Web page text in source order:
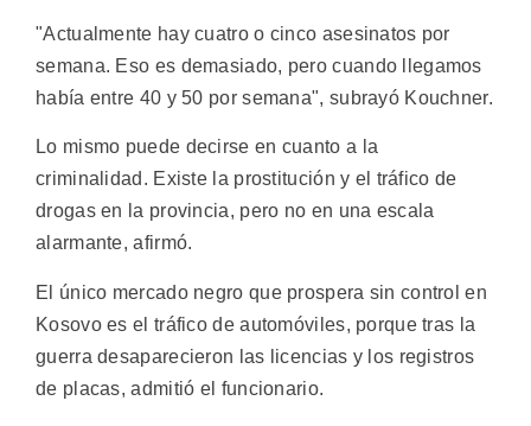
"Actualmente hay cuatro o cinco asesinatos por
semana. Eso es demasiado, pero cuando llegamos
había entre 40 y 50 por semana", subrayó Kouchner.
Lo mismo puede decirse en cuanto a la
criminalidad. Existe la prostitución y el tráfico de
drogas en la provincia, pero no en una escala
alarmante, afirmó.
El único mercado negro que prospera sin control en
Kosovo es el tráfico de automóviles, porque tras la
guerra desaparecieron las licencias y los registros
de placas, admitió el funcionario.